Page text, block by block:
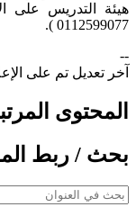
0112599077 ).
--
آخر تعديل تم على
المحتوى
بحث / ربط